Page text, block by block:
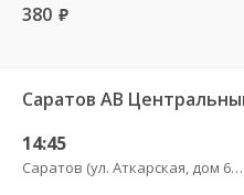
380 руб.
14:45
Саратов (ул. Аткарская, дом 66 А)